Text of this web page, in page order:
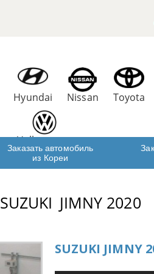
Hyundai Nissan Toyota
Volkswagen
Заказать автомобиль
из Кореи
SUZUKI JIMNY 2020
SUZUKI JIMNY